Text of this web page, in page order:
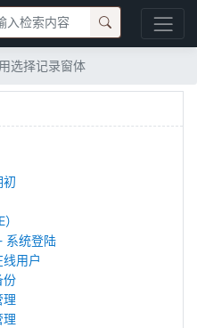
选择记录窗体
初
系统登陆
用户
份
理
理